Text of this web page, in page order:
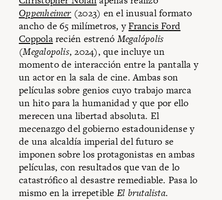
Oppenheimer (2023) en el inusual formato
ancho de 65 milímetros, yFrancis Ford
Coppolarecién estrenóMegalópolis
(Megalopolis, 2024), que incluye un
momento de interacción entre la pantalla y
un actor en la sala de cine. Ambas son
películas sobre genios cuyo trabajo marca
un hito para la humanidad y que por ello
merecen una libertad absoluta. El
mecenazgo del gobierno estadounidense y
de una alcaldía imperial del futuro se
imponen sobre los protagonistas en ambas
películas, con resultados que van de lo
catastrófico al desastre remediable. Pasa lo
mismo en la irrepetible El brutalista.